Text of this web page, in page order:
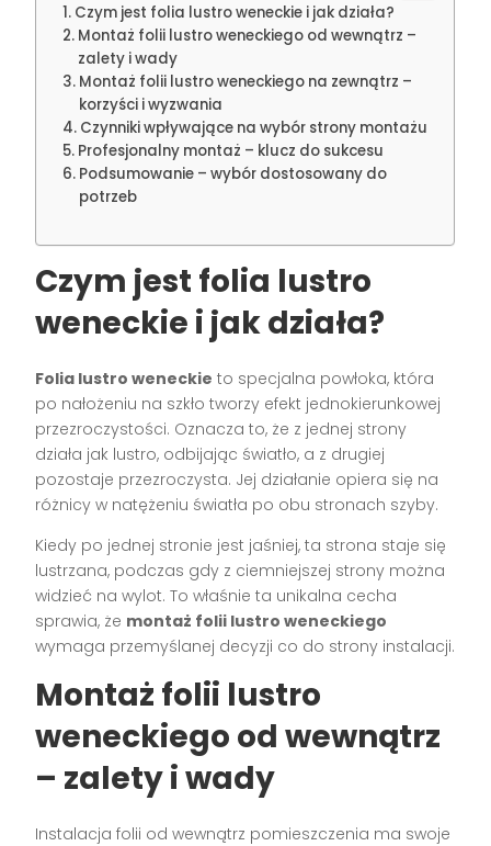
Czym jest folia lustro weneckie i jak działa?
Montaż folii lustro weneckiego od wewnątrz –
zalety i wady
Montaż folii lustro weneckiego na zewnątrz –
korzyści i wyzwania
Czynniki wpływające na wybór strony montażu
Profesjonalny montaż – klucz do sukcesu
Podsumowanie – wybór dostosowany do
potrzeb
Czym jest folia lustro
weneckie i jak działa?
Folia lustro weneckie to specjalna powłoka, która
po nałożeniu na szkło tworzy efekt jednokierunkowej
przezroczystości. Oznacza to, że z jednej strony
działa jak lustro, odbijając światło, a z drugiej
pozostaje przezroczysta. Jej działanie opiera się na
różnicy w natężeniu światła po obu stronach szyby.
Kiedy po jednej stronie jest jaśniej, ta strona staje się
lustrzana, podczas gdy z ciemniejszej strony można
widzieć na wylot. To właśnie ta unikalna cecha
sprawia, że montaż folii lustro weneckiego
wymaga przemyślanej decyzji co do strony instalacji.
Montaż folii lustro
weneckiego od wewnątrz
– zalety i wady
Instalacja folii od wewnątrz pomieszczenia ma swoje